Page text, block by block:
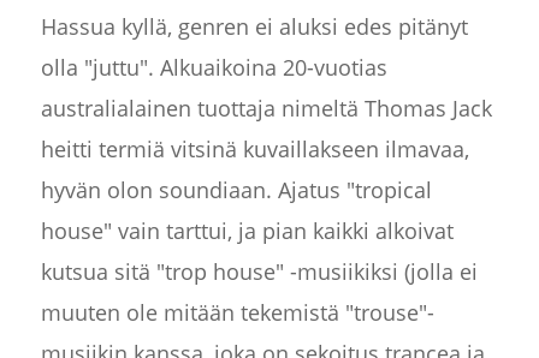
Hassua kyllä, genren ei aluksi edes pitänyt
olla "juttu". Alkuaikoina 20-vuotias
australialainen tuottaja nimeltä Thomas Jack
heitti termiä vitsinä kuvaillakseen ilmavaa,
hyvän olon soundiaan. Ajatus "tropical
house" vain tarttui, ja pian kaikki alkoivat
kutsua sitä "trop house" -musiikiksi (jolla ei
muuten ole mitään tekemistä "trouse"-